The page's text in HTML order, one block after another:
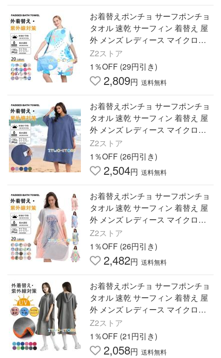
お着替えポンチョ サーフポンチョ
タオル 速乾 サーフィン 着替え 屋
外 メンズ レディース マイクロフ
ァイバー スポーツ 着替え ポンチ
ョ 屋外
Z2ストア
1％OFF (29円引き)
2,809円 送料無料
お着替えポンチョ サーフポンチョ
タオル 速乾 サーフィン 着替え 屋
外 メンズ レディース マイクロフ
ァイバー スポーツ 着替え ポンチ
ョ 屋外
Z2ストア
1％OFF (26円引き)
2,504円 送料無料
お着替えポンチョ サーフポンチョ
タオル 速乾 サーフィン 着替え 屋
外 メンズ レディース マイクロフ
ァイバー スポーツ 着替え ポンチ
ョ 屋外
Z2ストア
1％OFF (26円引き)
2,482円 送料無料
お着替えポンチョ サーフポンチョ
タオル 速乾 サーフィン 着替え 屋
外 メンズ レディース マイクロフ
ァイバー スポーツ プール 海水浴
冷感ポンチョ 送料無料
Z2ストア
1％OFF (21円引き)
2,058円 送料無料